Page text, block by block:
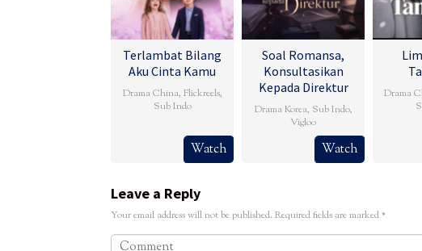
Terlambat Bilang
Aku Cinta Kamu
Drama China, Flickreels,
Sub Indo
Watch
Soal Romansa,
Konsultasikan
Kepada Direktur
Drama Korea, Sub Indo,
Vigloo
Watch
Drama
Leave a Reply
Your email address will not be published. Required fields are marked*